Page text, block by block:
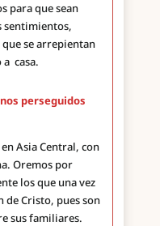
para que sean
sentimientos,
se arrepientan
casa.
perseguidos
Asia Central, con
Oremos por
los que una vez
de Cristo, pues son
sus familiares.